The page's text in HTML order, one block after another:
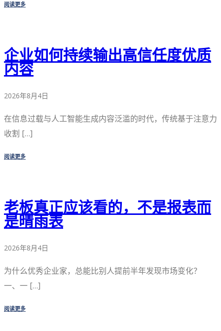
阅读更多
企业如何持续输出高信任度优质
内容
2026年8月4日
在信息过载与人工智能生成内容泛滥的时代，传统基于注意力
收割 […]
阅读更多
老板真正应该看的，不是报表而
是晴雨表
2026年8月4日
为什么优秀企业家，总能比别人提前半年发现市场变化？
一、一 […]
阅读更多